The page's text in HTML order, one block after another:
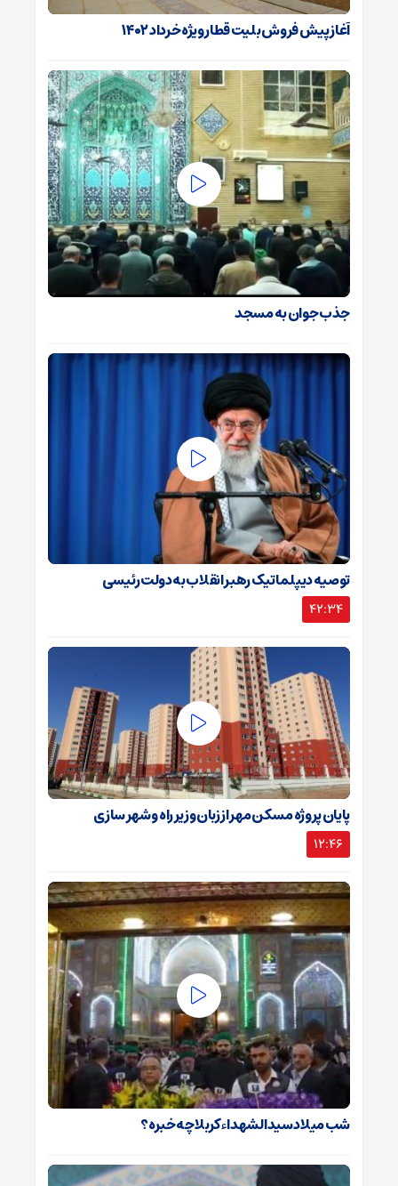
آغاز پیش فروش بلیت قطار ویژه خرداد ۱۴۰۲
جذب جوان به مسجد
توصیه دیپلماتیک رهبر انقلاب به دولت رئیسی
42:34
پایان پروژه مسکن مهر از زبان وزیر راه و شهر سازی
12:46
شب میلاد سیدالشهداء کربلا چه خبره؟